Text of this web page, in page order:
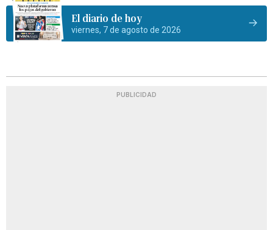
El diario de hoy
viernes, 7 de agosto de 2026
PUBLICIDAD